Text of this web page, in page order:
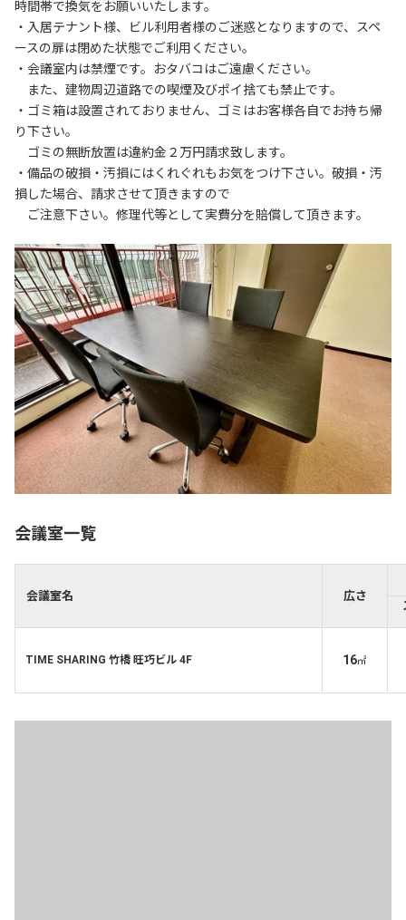
時間帯で換気をお願いいたします。
・入居テナント様、ビル利用者様のご迷惑となりますので、スペ
ースの扉は閉めた状態でご利用ください。
・会議室内は禁煙です。おタバコはご遠慮ください。
また、建物周辺道路での喫煙及びポイ捨ても禁止です。
・ゴミ箱は設置されておりません、ゴミはお客様各自でお持ち帰
り下さい。
ゴミの無断放置は違約金２万円請求致します。
・備品の破損・汚損にはくれぐれもお気をつけ下さい。破損・汚
損した場合、請求させて頂きますので
ご注意下さい。修理代等として実費分を賠償して頂きます。
会議室一覧
会議室名 広さ
TIME SHARING 竹橋 旺巧ビル 4F 16㎡